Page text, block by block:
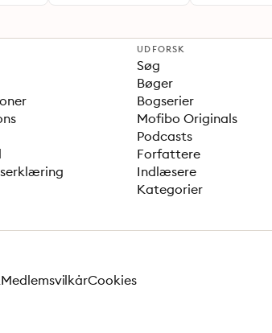
UDFORSK
Søg
Bøger
Bogserier
Mofibo Originals
Podcasts
Forfattere
Indlæsere
Kategorier
MedlemsvilkårCookies